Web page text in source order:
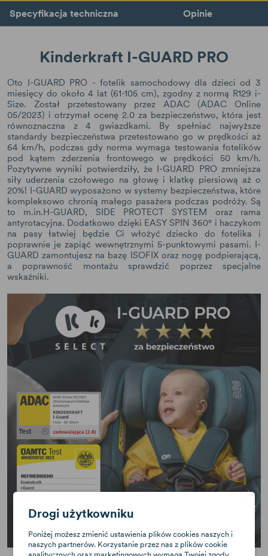
Specyfikacja techniczna Opinie
Kinderkraft I-GUARD PRO
Oto I-GUARD PRO - fotelik samochodowy dla dzieci od 3
miesięcy do około 4 lat (61-105 cm), zgodny z normą R129 i-
Size. Został przetestowany przez ADAC (ADAC Online
05/2023) i otrzymał ocenę 2.0 za bezpieczeństwo, która jest
równoznaczna z 4 gwiazdkami. By spełniać najwyższe
standardy bezpieczeństwa przetestowano go w prędkości aż
64 km/h, podczas gdy norma wymaga testowania fotelików
pod kątem zderzenia frontowego w prędkości 50 km/h.
Pozytywne wyniki potwierdziły, że I-GUARD PRO zmniejsza
siły uderzenia czołowego na głowę i klatkę piersiową aż o
20%! I-GUARD wyposażono w systemy bezpieczeństwa, które
kompleksowo chronią małego pasażera podczas podróży. Są
to m.in.H-GUARD, SIDE PROTECT SYSTEM oraz rama
antyrotacyjna. Dodatkowo dzięki EASY SPIN 360° i haczykom
na pasy łatwiej będzie Ci włożyć dziecko do fotelika i
poprawnie je zapiąć wewnętrznymi 5-punktowymi pasami. I-
GUARD zamontujesz na bazę ISOFIX oraz nogę podpierającą,
a poprawność montażu sprawdzić poprzez specjalne
wskaźniki.
Drogi użytkowniku
Poniżej możesz zmienić ustawienia plików cookies naszych i
naszych partnerów. Korzystanie przez nas z plików cookie